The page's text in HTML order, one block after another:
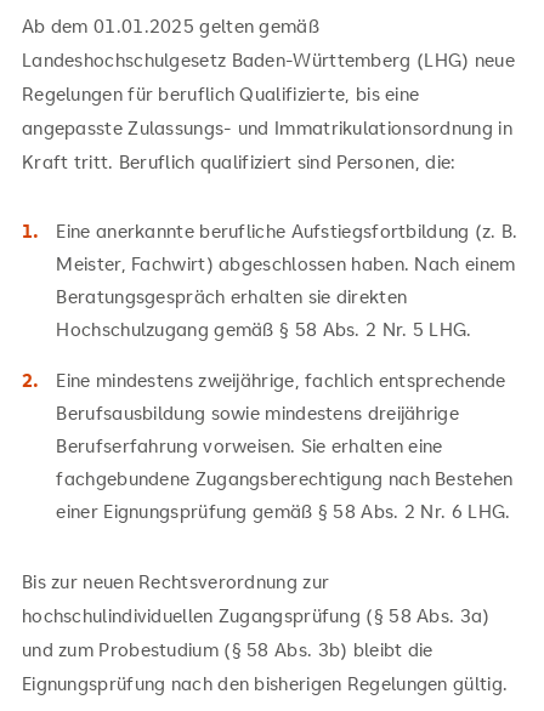
Ab dem 01.01.2025 gelten gemäß
Landeshochschulgesetz Baden-Württemberg (LHG) neue
Regelungen für beruflich Qualifizierte, bis eine
angepasste Zulassungs- und Immatrikulationsordnung in
Kraft tritt. Beruflich qualifiziert sind Personen, die:
Eine anerkannte berufliche Aufstiegsfortbildung (z. B.
Meister, Fachwirt) abgeschlossen haben. Nach einem
Beratungsgespräch erhalten sie direkten
Hochschulzugang gemäß § 58 Abs. 2 Nr. 5 LHG.
Eine mindestens zweijährige, fachlich entsprechende
Berufsausbildung sowie mindestens dreijährige
Berufserfahrung vorweisen. Sie erhalten eine
fachgebundene Zugangsberechtigung nach Bestehen
einer Eignungsprüfung gemäß § 58 Abs. 2 Nr. 6 LHG.
Bis zur neuen Rechtsverordnung zur
hochschulindividuellen Zugangsprüfung (§ 58 Abs. 3a)
und zum Probestudium (§ 58 Abs. 3b) bleibt die
Eignungsprüfung nach den bisherigen Regelungen gültig.